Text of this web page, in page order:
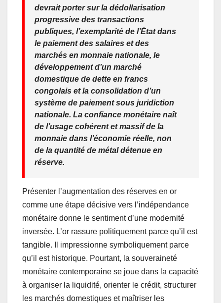
devrait porter sur la dédollarisation
progressive des transactions
publiques, l’exemplarité de l’État dans
le paiement des salaires et des
marchés en monnaie nationale, le
développement d’un marché
domestique de dette en francs
congolais et la consolidation d’un
système de paiement sous juridiction
nationale. La confiance monétaire naît
de l’usage cohérent et massif de la
monnaie dans l’économie réelle, non
de la quantité de métal détenue en
réserve.
Présenter l’augmentation des réserves en or
comme une étape décisive vers l’indépendance
monétaire donne le sentiment d’une modernité
inversée. L’or rassure politiquement parce qu’il est
tangible. Il impressionne symboliquement parce
qu’il est historique. Pourtant, la souveraineté
monétaire contemporaine se joue dans la capacité
à organiser la liquidité, orienter le crédit, structurer
les marchés domestiques et maîtriser les